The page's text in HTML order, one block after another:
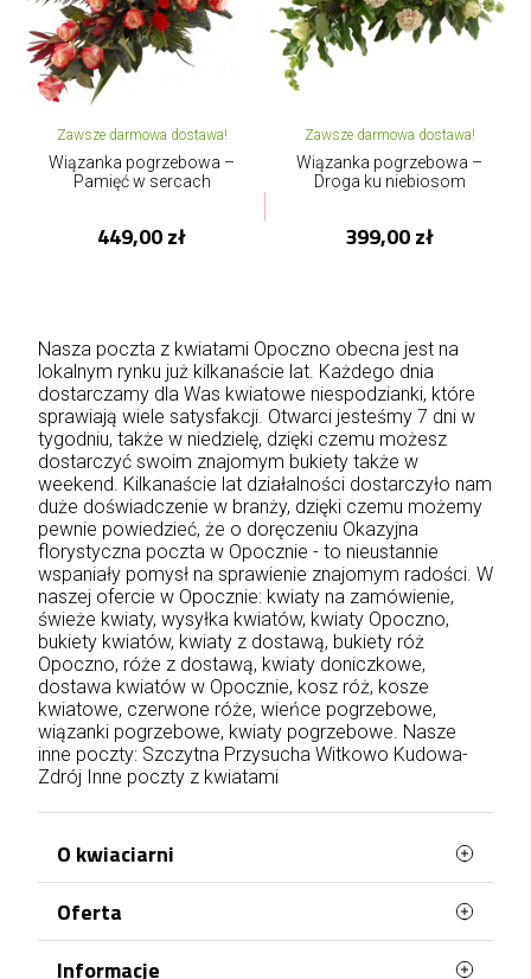
Zawsze darmowa dostawa!
Wiązanka pogrzebowa –
Pamięć w sercach
449,00 zł
Zawsze darmowa dostawa!
Wiązanka pogrzebowa –
Droga ku niebiosom
399,00 zł
Nasza poczta z kwiatami Opoczno obecna jest na
lokalnym rynku już kilkanaście lat. Każdego dnia
dostarczamy dla Was kwiatowe niespodzianki, które
sprawiają wiele satysfakcji. Otwarci jesteśmy 7 dni w
tygodniu, także w niedzielę, dzięki czemu możesz
dostarczyć swoim znajomym bukiety także w
weekend. Kilkanaście lat działalności dostarczyło nam
duże doświadczenie w branży, dzięki czemu możemy
pewnie powiedzieć, że o doręczeniu Okazyjna
florystyczna poczta w Opocznie - to nieustannie
wspaniały pomysł na sprawienie znajomym radości. W
naszej ofercie w Opocznie: kwiaty na zamówienie,
świeże kwiaty, wysyłka kwiatów, kwiaty Opoczno,
bukiety kwiatów, kwiaty z dostawą, bukiety róż
Opoczno, róże z dostawą, kwiaty doniczkowe,
dostawa kwiatów w Opocznie, kosz róż, kosze
kwiatowe, czerwone róże, wieńce pogrzebowe,
wiązanki pogrzebowe, kwiaty pogrzebowe. Nasze
inne poczty: Szczytna Przysucha Witkowo Kudowa-
Zdrój Inne poczty z kwiatami
O kwiaciarni
WaszaKwiaciarnia stworzona jest z myślą o
Tobie!
Oferta
Informacje